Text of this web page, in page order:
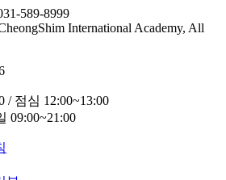
589-8999
International Academy, All
/ 점심 12:00~13:00
09:00~21:00